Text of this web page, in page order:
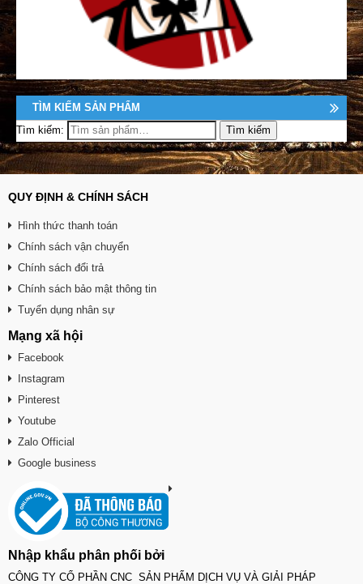
TÌM KIẾM SẢN PHẨM
Tìm kiếm:
QUY ĐỊNH & CHÍNH SÁCH
Hình thức thanh toán
Chính sách vận chuyển
Chính sách đổi trả
Chính sách bảo mật thông tin
Tuyển dụng nhân sự
Mạng xã hội
Facebook
Instagram
Pinterest
Youtube
Zalo Official
Google business
Nhập khẩu phân phối bởi
CÔNG TY CỔ PHẦN CNC SẢN PHẨM DỊCH VỤ VÀ GIẢI PHÁP